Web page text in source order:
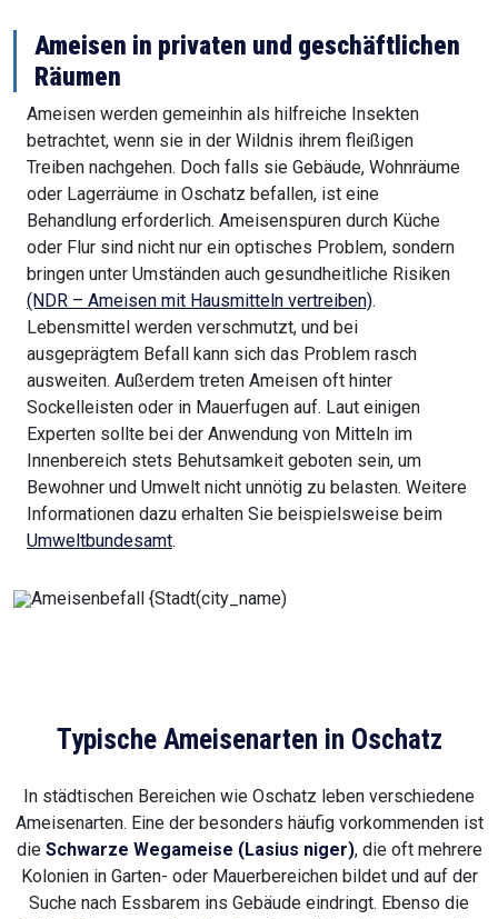
Ameisen in privaten und geschäftlichen
Räumen
Ameisen werden gemeinhin als hilfreiche Insekten
betrachtet, wenn sie in der Wildnis ihrem fleißigen
Treiben nachgehen. Doch falls sie Gebäude, Wohnräume
oder Lagerräume in Oschatz befallen, ist eine
Behandlung erforderlich. Ameisenspuren durch Küche
oder Flur sind nicht nur ein optisches Problem, sondern
bringen unter Umständen auch gesundheitliche Risiken
(NDR – Ameisen mit Hausmitteln vertreiben).
Lebensmittel werden verschmutzt, und bei
ausgeprägtem Befall kann sich das Problem rasch
ausweiten. Außerdem treten Ameisen oft hinter
Sockelleisten oder in Mauerfugen auf. Laut einigen
Experten sollte bei der Anwendung von Mitteln im
Innenbereich stets Behutsamkeit geboten sein, um
Bewohner und Umwelt nicht unnötig zu belasten. Weitere
Informationen dazu erhalten Sie beispielsweise beim
Umweltbundesamt.
Typische Ameisenarten in Oschatz
In städtischen Bereichen wie Oschatz leben verschiedene
Ameisenarten. Eine der besonders häufig vorkommenden ist
die Schwarze Wegameise (Lasius niger), die oft mehrere
Kolonien in Garten- oder Mauerbereichen bildet und auf der
Suche nach Essbarem ins Gebäude eindringt. Ebenso die